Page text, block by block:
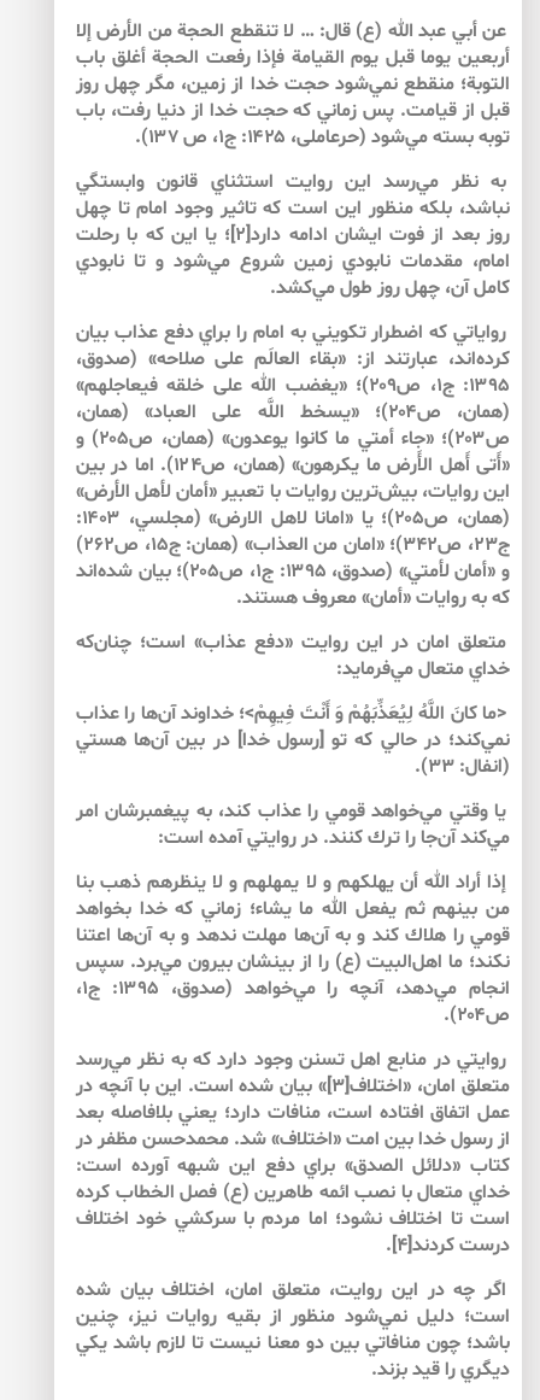
عن أبي عبد الله (ع) قال: … لا تنقطع الحجة من الأرض إلا
أربعين يوما قبل يوم القيامة فإذا رفعت الحجة أغلق باب
التوبة؛ منقطع نمي‌شود حجت خدا از زمين، مگر چهل روز
قبل از قيامت. پس زماني كه حجت خدا از دنيا رفت، باب
توبه بسته مي‌شود (حرعاملى، ۱۴۲۵: ج۱، ص ۱۳۷).
به نظر مي‌رسد اين روايت استثناي قانون وابستگي
نباشد، بلكه منظور اين است كه تاثير وجود امام تا چهل
روز بعد از فوت ايشان ادامه دارد[۲]؛ يا اين كه با رحلت
امام، مقدمات نابودي زمين شروع مي‌شود و تا نابودي
كامل آن، چهل روز طول مي‌كشد.
رواياتي كه اضطرار تكويني به امام را براي دفع عذاب بيان
كرده‌اند، عبارتند از: «بقاء العالَم على صلاحه» (صدوق،
۱۳۹۵: ج۱، ص۲۰۹)؛ «يغضب الله على خلقه فيعاجلهم»
(همان، ص۲۰۴)؛ «يسخط اللَّه على العباد» (همان،
ص۲۰۳)؛ «جاء أمتي ما كانوا يوعدون» (همان، ص۲۰۵) و
«أَتى أَهل الأَرض ما يكرهون» (همان، ص‌۱۲۴). اما در بين
اين روايات، بيش‌‌ترين روايات با تعبير «أمان لأهل الأرض»
(همان، ص۲۰۵)؛ يا «امانا لاهل الارض» (مجلسي، ۱۴۰۳:
ج۲۳، ص۳۴۲)؛ «امان من العذاب» (همان: ج۱۵، ص۲۶۲)
و «أمان لأمتي‏» (صدوق، ۱۳۹۵: ج۱، ص۲۰۵)؛ بيان شده‌اند
كه به روايات «أمان» معروف هستند.
متعلق امان در اين روايت «دفع عذاب» است؛ چنان‌كه
خداي متعال مي‌فرمايد:
<ما كانَ اللَّهُ لِيُعَذِّبَهُمْ وَ أَنْتَ فِيهِمْ>؛ خداوند آن‌‌ها‌‌ را عذاب
نمي‌كند؛ در حالي كه تو [رسول خدا] در بين آن‌‌ها هستي
(انفال: ۳۳).
يا وقتي مي‌خواهد قومي را عذاب كند، به پيغمبرشان امر
مي‌كند آن‌جا را ترك كنند. در روايتي آمده است:
إذا أراد الله أن يهلكهم و لا يمهلهم و لا ينظرهم ذهب بنا
من بينهم ثم يفعل الله ما يشاء؛ زماني كه خدا بخواهد
قومي را هلاك كند و به آن‌‌ها مهلت ندهد و به آن‌‌ها اعتنا
نكند؛ ما اهل‌‌البيت (ع) را از بينشان بيرون مي‌برد. سپس
انجام مي‌دهد، آنچه را مي‌خواهد (صدوق‏، ۱۳۹۵: ج۱،
ص۲۰۴).
روايتي در منابع اهل تسنن وجود دارد كه به نظر مي‌رسد
متعلق امان، «اختلاف[۳]» بيان شده است. اين با آنچه در
عمل اتفاق افتاده است، منافات دارد؛ يعني بلافاصله بعد
از رسول خدا بين امت «اختلاف» شد. محمدحسن مظفر در
كتاب «دلائل الصدق» براي دفع اين شبهه آورده است:
خداي متعال با نصب ائمه طاهرين (ع) فصل الخطاب كرده
است تا اختلاف نشود؛ اما مردم با سركشي خود اختلاف
درست كردند[۴].
اگر چه در اين روايت، متعلق امان، اختلاف بيان شده
است؛ دليل نمي‌شود منظور از بقيه روايات نيز، چنين
باشد؛ چون منافاتي بين دو معنا نيست تا لازم باشد يكي
ديگري را قيد بزند.